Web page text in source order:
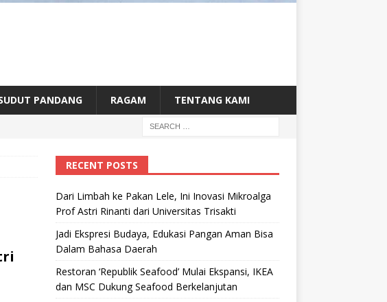
PANDANG RAGAM TENTANG KAMI
RECENT POSTS
Dari Limbah ke Pakan Lele, Ini Inovasi Mikroalga
Prof Astri Rinanti dari Universitas Trisakti
Jadi Ekspresi Budaya, Edukasi Pangan Aman Bisa
Dalam Bahasa Daerah
Restoran ‘Republik Seafood’ Mulai Ekspansi, IKEA
dan MSC Dukung Seafood Berkelanjutan